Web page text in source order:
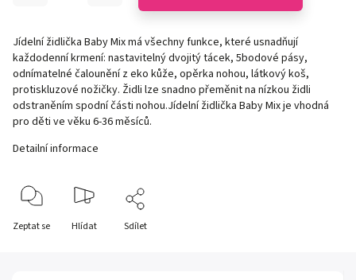
Jídelní židlička Baby Mix má všechny funkce, které usnadňují
každodenní krmení: nastavitelný dvojitý tácek, 5bodové pásy,
odnímatelné čalounění z eko kůže, opěrka nohou, látkový koš,
protiskluzové nožičky. Židli lze snadno přeměnit na nízkou židli
odstraněním spodní části nohou.Jídelní židlička Baby Mix je vhodná
pro děti ve věku 6-36 měsíců.
Detailní informace
Zeptat se Hlídat Sdílet